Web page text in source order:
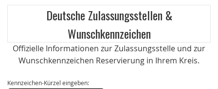
Deutsche Zulassungsstellen &
Wunschkennzeichen
Offizielle Informationen zur Zulassungsstelle und zur
Wunschkennzeichen Reservierung in Ihrem Kreis.
Kennzeichen-Kürzel eingeben: